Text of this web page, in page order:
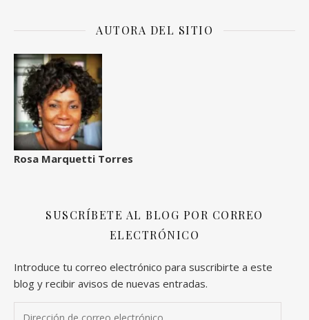
AUTORA DEL SITIO
Rosa Marquetti Torres
SUSCRÍBETE AL BLOG POR CORREO
ELECTRÓNICO
Introduce tu correo electrónico para suscribirte a este
blog y recibir avisos de nuevas entradas.